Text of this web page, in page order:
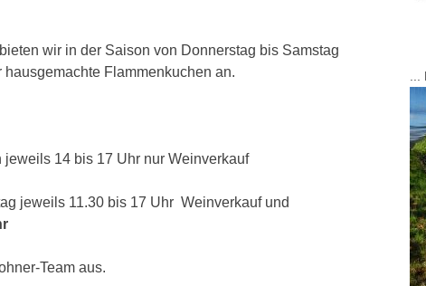
wir in der Saison von Donnerstag bis Samstag
Flammenkuchen an.
jeweils 14 bis 17 Uhr nur Weinverkauf
jeweils 11.30 bis 17 Uhr Weinverkauf und
Team aus.